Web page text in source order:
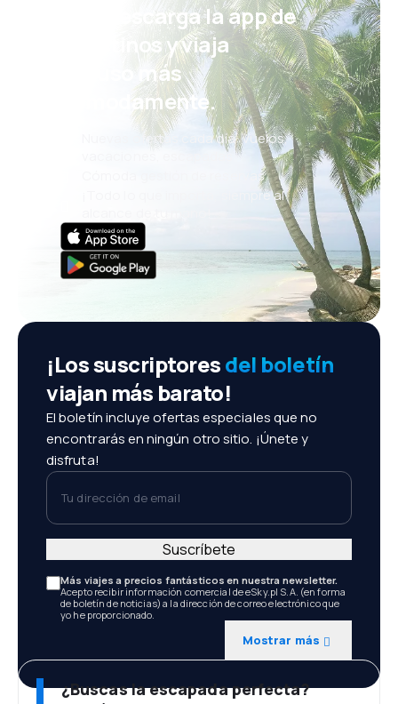
¡Eh! Descarga la app de
eDestinos y viaja
incluso más
cómodamente.
Nuevas ofertas cada día: vuelos,
vacaciones, escapadas
Cómoda gestión de reservas
¡Todo lo que importa, siempre al
¡Los suscriptoresdel boletín
viajan más barato!
El boletín incluye ofertas especiales que no
encontrarás en ningún otro sitio. ¡Únete y
disfruta!
Tu dirección de email
Más viajes a precios fantásticos en nuestra newsletter.
Acepto recibir información comercial de eSky.pl S.A. (en forma
de boletín de noticias) a la dirección de correo electrónico que
yo he proporcionado.
Mostrar más
Suscríbete
¿Buscas la escapada perfecta?